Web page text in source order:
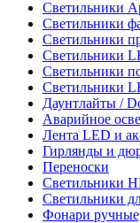
Светильники
Светильники
Светильники
Светильники
Светильники
Светильники
Даунтлайты /
Аварийное
Лента LED и
Гирлянды и
Переноски
Светильники
Светильники
Фонари